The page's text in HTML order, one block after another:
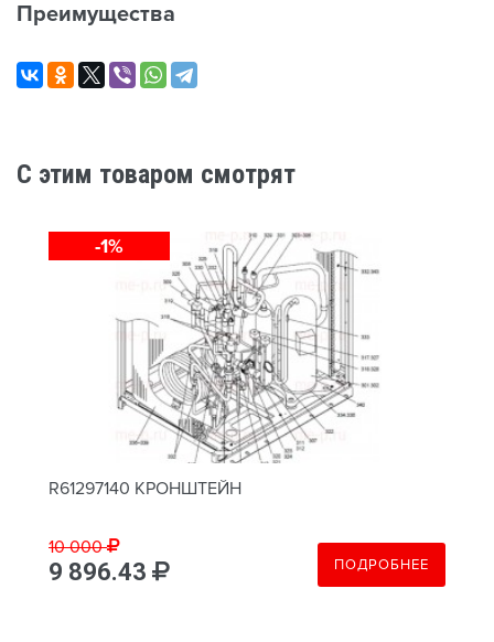
Преимущества
C этим товаром смотрят
-1%
R61297140 КРОНШТЕЙН
10 000
9 896.43 ПОДРОБНЕЕ